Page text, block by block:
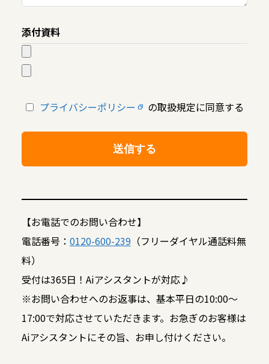
添付資料
プライバシーポリシー の取扱規定に同意する
【お電話でのお問い合わせ】
電話番号： 0120-600-239（フリーダイヤル通話料無
料）
受付は365日！Aiアシスタントが対応♪
※お問い合わせへのお返事は、基本平日の10:00～
17:00で対応させていただきます。お急ぎのお客様は
Aiアシスタントにその旨、お申し付けください。